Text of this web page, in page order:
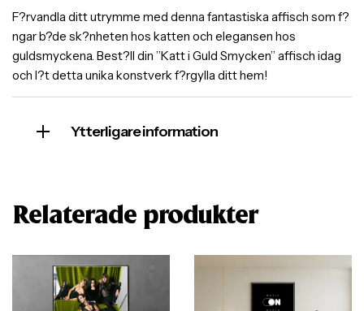
F?rvandla ditt utrymme med denna fantastiska affisch som f?
ngar b?de sk?nheten hos katten och elegansen hos
guldsmyckena. Best?ll din ”Katt i Guld Smycken” affisch idag
och l?t detta unika konstverk f?rgylla ditt hem!
Ytterligare information
Relaterade produkter